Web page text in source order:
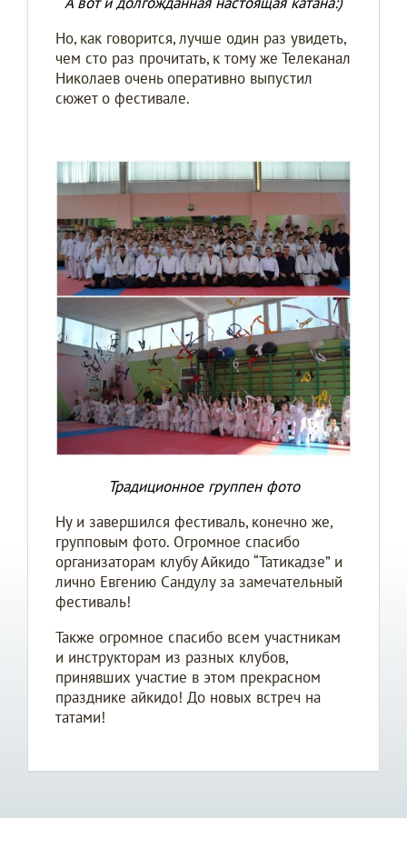
Но, как говорится, лучше один раз увидеть,
чем сто раз прочитать, к тому же Телеканал
Николаев очень оперативно выпустил
сюжет о фестивале.
Традиционное группен фото
Ну и завершился фестиваль, конечно же,
групповым фото. Огромное спасибо
организаторам клубу Айкидо “Татикадзе” и
лично Евгению Сандулу за замечательный
фестиваль!
Также огромное спасибо всем участникам
и инструкторам из разных клубов,
принявших участие в этом прекрасном
празднике айкидо! До новых встреч на
татами!